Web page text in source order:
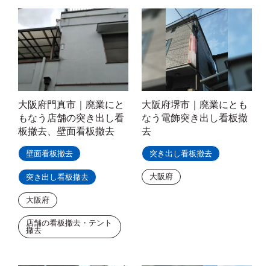
大阪府門真市｜廃業にと
もなう店舗の突き出し看
板撤去、壁面看板撤去
壁面看板撤去
突き出し看板撤去
大阪府
店舗の看板撤去・テント
撤去
大阪府堺市｜廃業にとも
なう電飾突き出し看板撤
去
突き出し看板撤去
大阪府